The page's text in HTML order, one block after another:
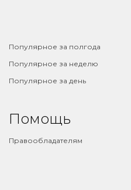
Популярное за полгода
Популярное за неделю
Популярное за день
Помощь
Правообладателям